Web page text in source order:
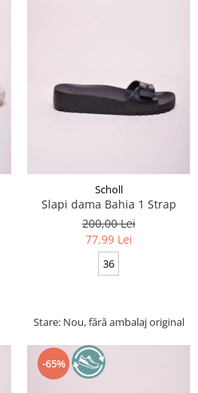
Scholl
Slapi dama Bahia 1 Strap
200,00 Lei
77,99 Lei
36
Stare: Nou, fără ambalaj original
-65%